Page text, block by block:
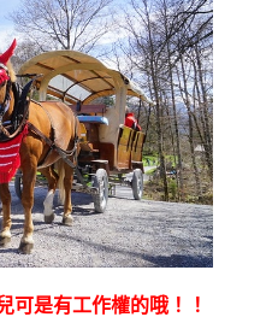
可是有工作權的哦！！